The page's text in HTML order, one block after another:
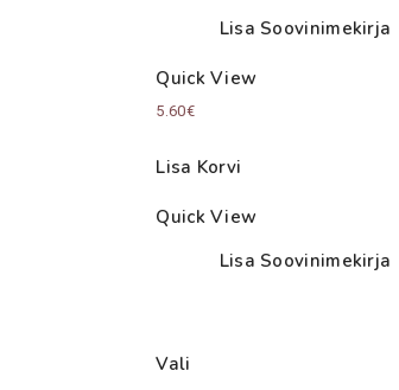
Lisa Soovinimekirja
Quick View
5.60€
Lisa Korvi
Quick View
Lisa Soovinimekirja
Vali